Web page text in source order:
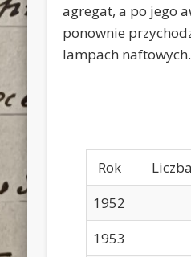
agregat, a po jego
ponownie
lampach naftowych.
Rok
1952
1953